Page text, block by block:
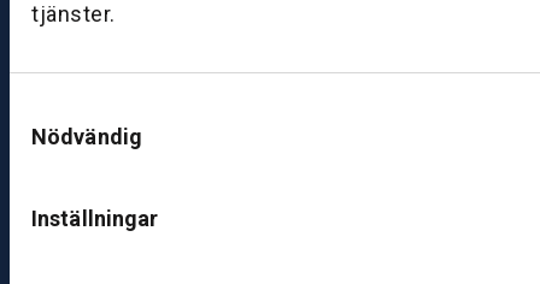
tjänster.
Nödvändig
Inställningar
0
ut